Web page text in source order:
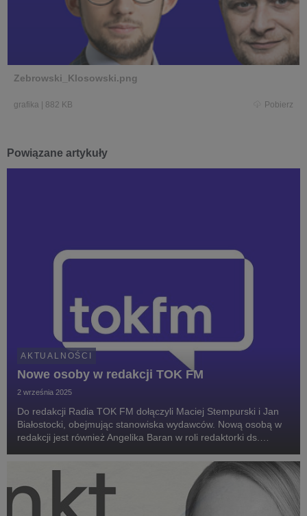
Zebrowski_Klosowski.png
grafika 882 KB Pobierz
Powiązane artykuły
AKTUALNOŚCI
Nowe osoby w redakcji TOK FM
2 września 2025
Do redakcji Radia TOK FM dołączyli Maciej Stempurski i Jan
Białostocki, obejmując stanowiska wydawców. Nową osobą w
redakcji jest również Angelika Baran w roli redaktorki ds.